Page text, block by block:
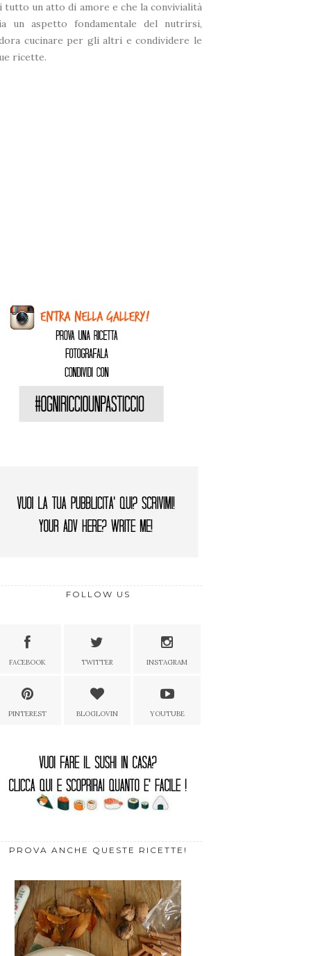
tutto un atto di amore e che la convivialità
un aspetto fondamentale del nutrirsi,
cucinare per gli altri e condividere le
ricette.
FOLLOW US
FACEBOOK TWITTER INSTAGRAM
PINTEREST BLOGLOVIN YOUTUBE
PROVA ANCHE QUESTE RICETTE!